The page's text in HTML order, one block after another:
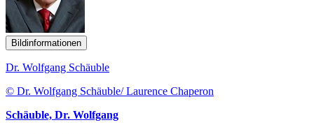
Bildinformationen
Dr. Wolfgang Schäuble
© Dr. Wolfgang Schäuble/ Laurence Chaperon
Schäuble, Dr. Wolfgang